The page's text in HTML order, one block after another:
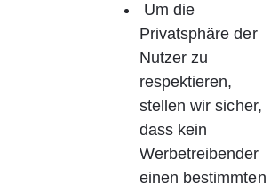
Um die
Privatsphäre der
Nutzer zu
respektieren,
stellen wir sicher,
dass kein
Werbetreibender
einen bestimmten